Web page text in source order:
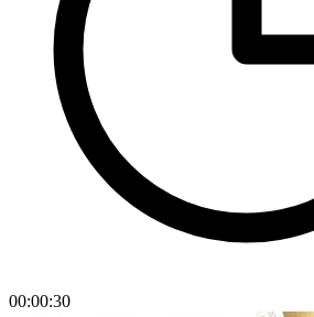
00:00:30